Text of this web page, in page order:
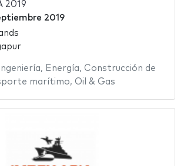
2019
2019
Ingeniería, Energía, Construcción de
marítimo, Oil & Gas